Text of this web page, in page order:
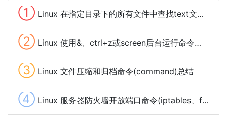
① Linux 在指定目录下的所有文件中查找text文本的方法
② Linux 使用&、ctrl+z或screen后台运行命令程序的方法
③ Linux 文件压缩和归档命令(command)总结
④ Linux 服务器防火墙开放端口命令(iptables、firewalld和ufw)